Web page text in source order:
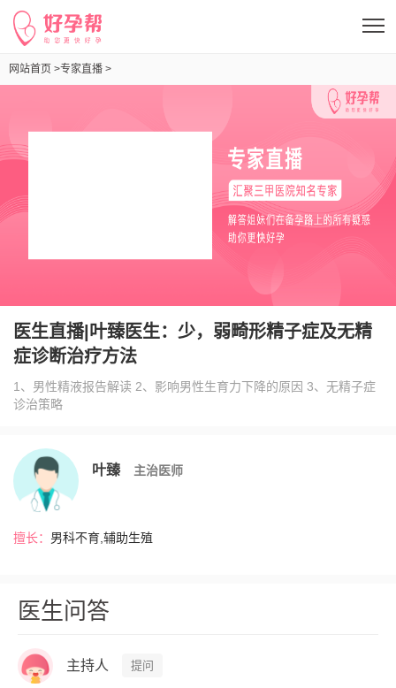
网站首页 >专家直播 >
医生直播|叶臻医生：少，弱畸形精子症及无精
症诊断治疗方法
1、男性精液报告解读 2、影响男性生育力下降的原因 3、无精子症
诊治策略
叶臻 主治医师
擅长： 男科不育,辅助生殖
医生问答
主持人 提问